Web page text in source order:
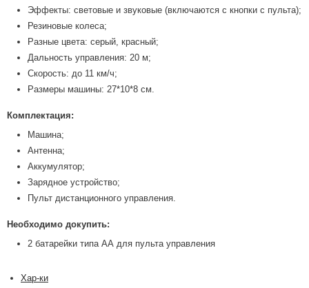
Эффекты: световые и звуковые (включаются с кнопки с пульта);
Резиновые колеса;
Разные цвета: серый, красный;
Дальность управления: 20 м;
Скорость: до 11 км/ч;
Размеры машины: 27*10*8 см.
Комплектация:
Машина;
Антенна;
Аккумулятор;
Зарядное устройство;
Пульт дистанционного управления.
Необходимо докупить:
2 батарейки типа АА для пульта управления
Хар-ки